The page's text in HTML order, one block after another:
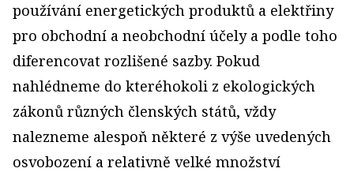
používání energetických produktů a elektřiny
pro obchodní a neobchodní účely a podle toho
diferencovat rozlišené sazby. Pokud
nahlédneme do kteréhokoli z ekologických
zákonů různých členských států, vždy
nalezneme alespoň některé z výše uvedených
osvobození a relativně velké množství